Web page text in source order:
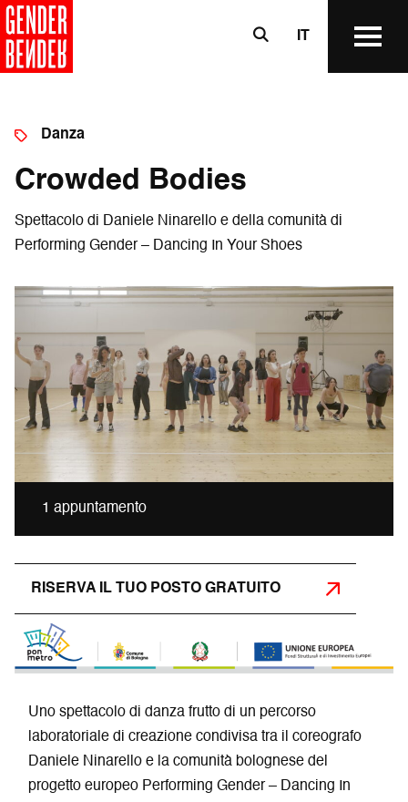
IT
Danza
Crowded Bodies
Spettacolo di Daniele Ninarello e della comunità di
Performing Gender – Dancing In Your Shoes
1 appuntamento
RISERVA IL TUO POSTO GRATUITO
Uno spettacolo di danza frutto di un percorso
laboratoriale di creazione condivisa tra il coreografo
Daniele Ninarello e la comunità bolognese del
progetto europeo Performing Gender – Dancing In